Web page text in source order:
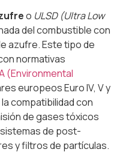
o ULSD (Ultra Low
del combustible con
azufre. Este tipo de
normativas
(Environmental
europeos Euro IV, V y
compatibilidad con
de gases tóxicos
sistemas de post-
y filtros de partículas.